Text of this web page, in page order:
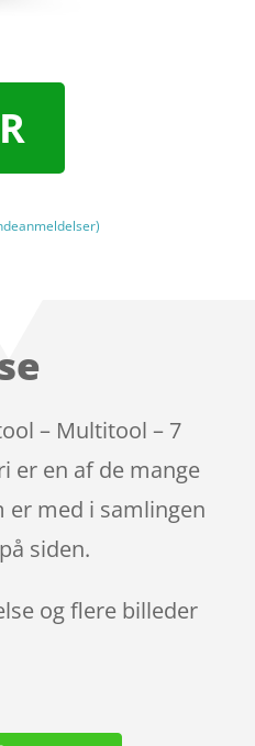
– Multitool – 7
er en af de mange
er med i samlingen
siden.
og flere billeder